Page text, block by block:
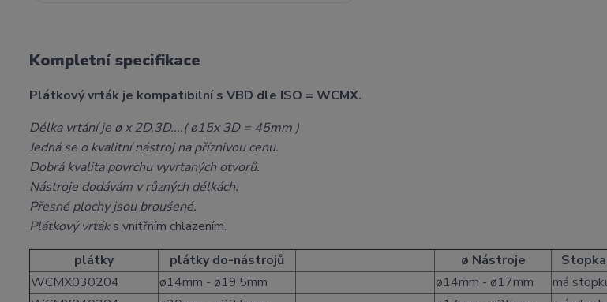
Kompletní specifikace
Plátkový vrták je kompatibilní s VBD dle ISO = WCMX.
Délka vrtání je ø x 2D,3D....( ø15x 3D = 45mm )
Jedná se o kvalitní nástroj na příznivou cenu.
Dobrá kvalita povrchu vyvrtaných otvorů.
Nástroje dodávám v různých délkách.
Přesné plochy jsou broušené.
Plátkový vrtáks vnitřním chlazením.
plátky
plátky do-nástrojů ø Nástroje
WCMX030204
ø14mm - ø19,5mm ø14mm - ø17mm
má